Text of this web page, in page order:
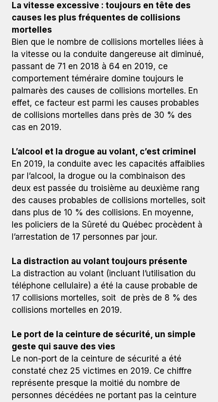
La vitesse excessive : toujours en tête des
causes les plus fréquentes de collisions
mortelles
Bien que le nombre de collisions mortelles liées à
la vitesse ou la conduite dangereuse ait diminué,
passant de 71 en 2018 à 64 en 2019, ce
comportement téméraire domine toujours le
palmarès des causes de collisions mortelles. En
effet, ce facteur est parmi les causes probables
de collisions mortelles dans près de 30 % des
cas en 2019.
L’alcool et la drogue au volant, c’est criminel
En 2019, la conduite avec les capacités affaiblies
par l’alcool, la drogue ou la combinaison des
deux est passée du troisième au deuxième rang
des causes probables de collisions mortelles, soit
dans plus de 10 % des collisions. En moyenne,
les policiers de la Sûreté du Québec procèdent à
l’arrestation de 17 personnes par jour.
La distraction au volant toujours présente
La distraction au volant (incluant l’utilisation du
téléphone cellulaire) a été la cause probable de
17 collisions mortelles, soit de près de 8 % des
collisions mortelles en 2019.
Le port de la ceinture de sécurité, un simple
geste qui sauve des vies
Le non-port de la ceinture de sécurité a été
constaté chez 25 victimes en 2019. Ce chiffre
représente presque la moitié du nombre de
personnes décédées ne portant pas la ceinture